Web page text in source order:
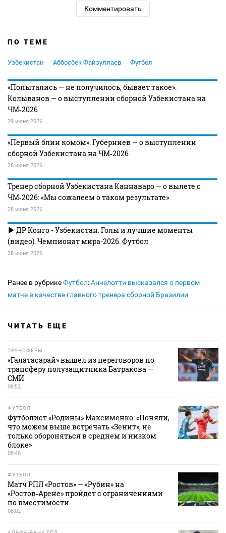
Комментировать
ПО ТЕМЕ
Узбекистан Аббосбек Файзуллаев Футбол
«Попытались — не получилось, бывает такое».
Колыванов — о выступлении сборной Узбекистана на
ЧМ‑2026
29 июня 2026
«Первый блин комом». Губерниев — о выступлении
сборной Узбекистана на ЧМ‑2026
28 июня 2026
Тренер сборной Узбекистана Каннаваро — о вылете с
ЧМ‑2026: «Мы сожалеем о таком результате»
28 июня 2026
ДР Конго - Узбекистан. Голы и лучшие моменты
(видео). Чемпионат мира-2026. Футбол
28 июня 2026
Ранее в рубрикеФутбол:Анчелотти высказался о первом
матче в качестве главного тренера сборной Бразилии
ЧИТАТЬ ЕЩЕ
ТРАНСФЕРЫ
«Галатасарай» вышел из переговоров по
трансферу полузащитника Батракова —
СМИ
08:52
ФУТБОЛ
Футболист «Родины» Максименко: «Поняли,
что можем выше встречать «Зенит», не
только обороняться в среднем и низком
блоке»
08:46
ФУТБОЛ
Матч РПЛ «Ростов» — «Рубин» на
«Ростов‑Арене» пройдет с ограничениями
по вместимости
08:02